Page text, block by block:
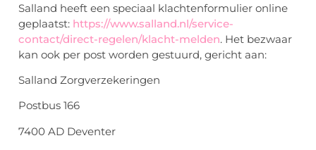
Salland heeft een speciaal klachtenformulier online
geplaatst: https://www.salland.nl/service-
contact/direct-regelen/klacht-melden. Het bezwaar
kan ook per post worden gestuurd, gericht aan:
Salland Zorgverzekeringen
Postbus 166
7400 AD Deventer